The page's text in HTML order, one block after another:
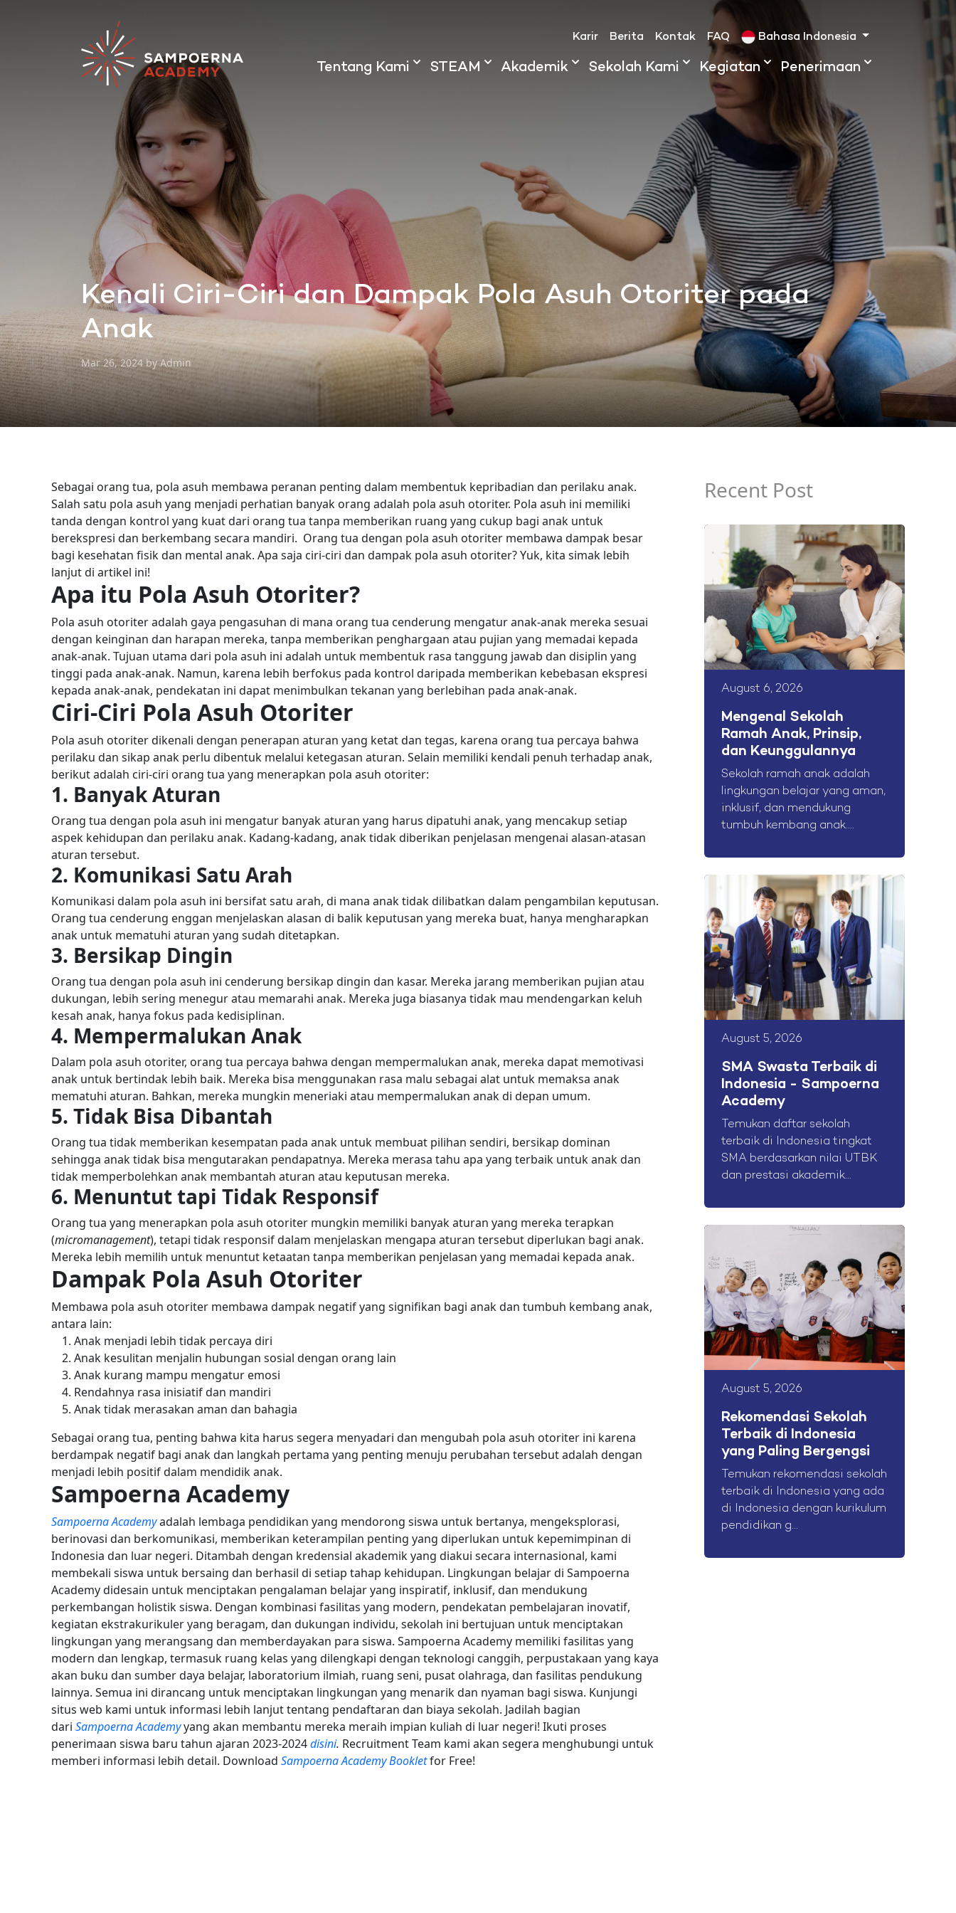
Karir Berita Kontak FAQ Bahasa Indonesia
Tentang Kami STEAM Akademik Sekolah Kami Kegiatan Penerimaan
Kenali Ciri-Ciri dan Dampak Pola Asuh Otoriter pada
Anak
Mar 26, 2024 by Admin
Sebagai orang tua, pola asuh membawa peranan penting dalam membentuk kepribadian dan perilaku anak.
Salah satu pola asuh yang menjadi perhatian banyak orang adalah pola asuh otoriter. Pola asuh ini memiliki
tanda dengan kontrol yang kuat dari orang tua tanpa memberikan ruang yang cukup bagi anak untuk
berekspresi dan berkembang secara mandiri. Orang tua dengan pola asuh otoriter membawa dampak besar
bagi kesehatan fisik dan mental anak. Apa saja ciri-ciri dan dampak pola asuh otoriter? Yuk, kita simak lebih
lanjut di artikel ini!
Apa itu Pola Asuh Otoriter?
Pola asuh otoriter adalah gaya pengasuhan di mana orang tua cenderung mengatur anak-anak mereka sesuai
dengan keinginan dan harapan mereka, tanpa memberikan penghargaan atau pujian yang memadai kepada
anak-anak. Tujuan utama dari pola asuh ini adalah untuk membentuk rasa tanggung jawab dan disiplin yang
tinggi pada anak-anak. Namun, karena lebih berfokus pada kontrol daripada memberikan kebebasan ekspresi
kepada anak-anak, pendekatan ini dapat menimbulkan tekanan yang berlebihan pada anak-anak.
Ciri-Ciri Pola Asuh Otoriter
Pola asuh otoriter dikenali dengan penerapan aturan yang ketat dan tegas, karena orang tua percaya bahwa
perilaku dan sikap anak perlu dibentuk melalui ketegasan aturan. Selain memiliki kendali penuh terhadap anak,
berikut adalah ciri-ciri orang tua yang menerapkan pola asuh otoriter:
1. Banyak Aturan
Orang tua dengan pola asuh ini mengatur banyak aturan yang harus dipatuhi anak, yang mencakup setiap
aspek kehidupan dan perilaku anak. Kadang-kadang, anak tidak diberikan penjelasan mengenai alasan-atasan
aturan tersebut.
2. Komunikasi Satu Arah
Komunikasi dalam pola asuh ini bersifat satu arah, di mana anak tidak dilibatkan dalam pengambilan keputusan.
Orang tua cenderung enggan menjelaskan alasan di balik keputusan yang mereka buat, hanya mengharapkan
anak untuk mematuhi aturan yang sudah ditetapkan.
3. Bersikap Dingin
Orang tua dengan pola asuh ini cenderung bersikap dingin dan kasar. Mereka jarang memberikan pujian atau
dukungan, lebih sering menegur atau memarahi anak. Mereka juga biasanya tidak mau mendengarkan keluh
kesah anak, hanya fokus pada kedisiplinan.
4. Mempermalukan Anak
Dalam pola asuh otoriter, orang tua percaya bahwa dengan mempermalukan anak, mereka dapat memotivasi
anak untuk bertindak lebih baik. Mereka bisa menggunakan rasa malu sebagai alat untuk memaksa anak
mematuhi aturan. Bahkan, mereka mungkin meneriaki atau mempermalukan anak di depan umum.
5. Tidak Bisa Dibantah
Orang tua tidak memberikan kesempatan pada anak untuk membuat pilihan sendiri, bersikap dominan
sehingga anak tidak bisa mengutarakan pendapatnya. Mereka merasa tahu apa yang terbaik untuk anak dan
tidak memperbolehkan anak membantah aturan atau keputusan mereka.
6. Menuntut tapi Tidak Responsif
Orang tua yang menerapkan pola asuh otoriter mungkin memiliki banyak aturan yang mereka terapkan
(micromanagement), tetapi tidak responsif dalam menjelaskan mengapa aturan tersebut diperlukan bagi anak.
Mereka lebih memilih untuk menuntut ketaatan tanpa memberikan penjelasan yang memadai kepada anak.
Dampak Pola Asuh Otoriter
Membawa pola asuh otoriter membawa dampak negatif yang signifikan bagi anak dan tumbuh kembang anak,
antara lain:
Anak menjadi lebih tidak percaya diri
Anak kesulitan menjalin hubungan sosial dengan orang lain
Anak kurang mampu mengatur emosi
Rendahnya rasa inisiatif dan mandiri
Anak tidak merasakan aman dan bahagia
Sebagai orang tua, penting bahwa kita harus segera menyadari dan mengubah pola asuh otoriter ini karena
berdampak negatif bagi anak dan langkah pertama yang penting menuju perubahan tersebut adalah dengan
menjadi lebih positif dalam mendidik anak.
Sampoerna Academy
Sampoerna Academyadalah lembaga pendidikan yang mendorong siswa untuk bertanya, mengeksplorasi,
berinovasi dan berkomunikasi, memberikan keterampilan penting yang diperlukan untuk kepemimpinan di
Indonesia dan luar negeri. Ditambah dengan kredensial akademik yang diakui secara internasional, kami
membekali siswa untuk bersaing dan berhasil di setiap tahap kehidupan. Lingkungan belajar di Sampoerna
Academy didesain untuk menciptakan pengalaman belajar yang inspiratif, inklusif, dan mendukung
perkembangan holistik siswa. Dengan kombinasi fasilitas yang modern, pendekatan pembelajaran inovatif,
kegiatan ekstrakurikuler yang beragam, dan dukungan individu, sekolah ini bertujuan untuk menciptakan
lingkungan yang merangsang dan memberdayakan para siswa. Sampoerna Academy memiliki fasilitas yang
modern dan lengkap, termasuk ruang kelas yang dilengkapi dengan teknologi canggih, perpustakaan yang kaya
akan buku dan sumber daya belajar, laboratorium ilmiah, ruang seni, pusat olahraga, dan fasilitas pendukung
lainnya. Semua ini dirancang untuk menciptakan lingkungan yang menarik dan nyaman bagi siswa. Kunjungi
situs web kami untuk informasi lebih lanjut tentang pendaftaran dan biaya sekolah. Jadilah bagian
dari Sampoerna Academyyang akan membantu mereka meraih impian kuliah di luar negeri! Ikuti proses
penerimaan siswa baru tahun ajaran 2023-2024disini. Recruitment Team kami akan segera menghubungi untuk
memberi informasi lebih detail. Download Sampoerna Academy Bookletfor Free!
Recent Post
August 6, 2026
Mengenal Sekolah
Ramah Anak, Prinsip,
dan Keunggulannya
Sekolah ramah anak adalah
lingkungan belajar yang aman,
inklusif, dan mendukung
tumbuh kembang anak....
August 5, 2026
SMA Swasta Terbaik di
Indonesia - Sampoerna
Academy
Temukan daftar sekolah
terbaik di Indonesia tingkat
SMA berdasarkan nilai UTBK
dan prestasi akademik...
August 5, 2026
Rekomendasi Sekolah
Terbaik di Indonesia
yang Paling Bergengsi
Temukan rekomendasi sekolah
terbaik di Indonesia yang ada
di Indonesia dengan kurikulum
pendidikan g...